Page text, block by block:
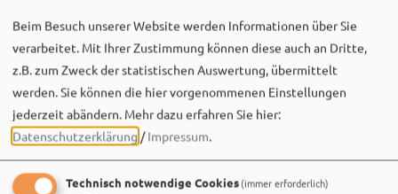
Beim Besuch unserer Website werden Informationen über Sie
verarbeitet. Mit Ihrer Zustimmung können diese auch an Dritte,
z.B. zum Zweck der statistischen Auswertung, übermittelt
werden. Sie können die hier vorgenommenen Einstellungen
jederzeit abändern. Mehr dazu erfahren Sie hier:
Datenschutzerklärung /Impressum.
Technisch notwendige Cookies(immer erforderlich)